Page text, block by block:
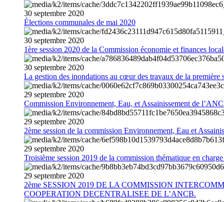
30 septembre 2020
Élections communales de mai 2020
30 septembre 2020
1ère session 2020 de la Commission économie et finances
30 septembre 2020
La gestion des inondations au cœur des travaux de la première
29 septembre 2020
Commission Environnement, Eau, et Assainissement de
29 septembre 2020
2ème session de la commission Environnement, Eau et
29 septembre 2020
Troisième session 2019 de la commission thématique en
29 septembre 2020
2ème SESSION 2019 DE LA COMMISSION
COOPERATION DECENTRALISEE DE L’ANCB.